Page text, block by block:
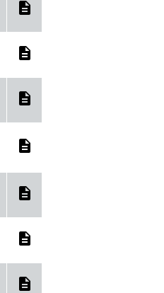
description
description
description
description
description
description
description